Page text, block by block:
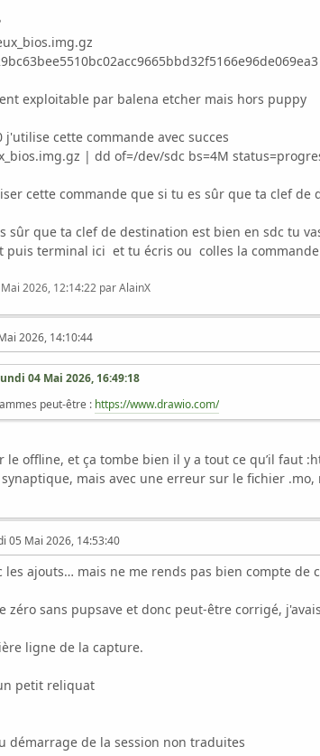
exploitable par balena etcher mais hors puppy
cette commande avec succes
| dd of=/dev/sdc bs=4M
cette commande que si tu es sûr que ta clef de
sûr que ta clef de destination est bien en sdc tu
puis terminal ici et tu écris ou colles la
2026, 12:14:22 par AlainX
2026, 14:10:44
04 Mai 2026, 16:49:18
peut-être : https://www.drawio.com/
le offline, et ça tombe bien il y a tout ce qu’il
synaptique, mais avec une erreur sur le fichier
05 Mai 2026, 14:53:40
les ajouts… mais ne me rends pas bien compte de
zéro sans pupsave et donc peut-être corrigé,
ligne de la capture.
petit reliquat
démarrage de la session non traduites